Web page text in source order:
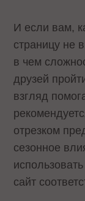
И если вам,
страницу не
в чем
друзей
взгляд
отрезком
сезонное
сайт